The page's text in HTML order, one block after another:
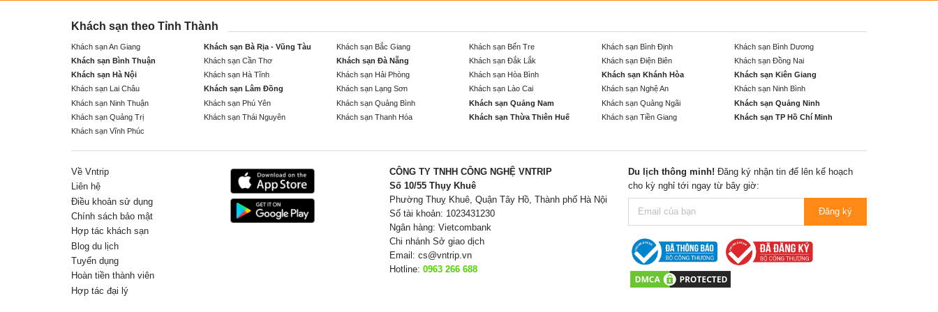
Khách sạn theo Tỉnh Thành
Khách sạn An Giang Khách sạn Bà Rịa - Vũng Tàu Khách sạn Bắc Giang Khách sạn Bến Tre Khách sạn Bình Định
Khách sạn Bình Dương
Khách sạn Bình Thuận
Khách sạn Cần Thơ Khách sạn Đà Nẵng Khách sạn Đắk Lắk Khách sạn Điện Biên
Khách sạn Đồng Nai
Khách sạn Hà Nội
Khách sạn Hà Tĩnh Khách sạn Hải Phòng Khách sạn Hòa Bình Khách sạn Khánh Hòa
Khách sạn Kiên Giang
Khách sạn Lai Châu
Khách sạn Lâm Đồng Khách sạn Lạng Sơn Khách sạn Lào Cai Khách sạn Nghệ An
Khách sạn Ninh Bình
Khách sạn Ninh Thuận
Khách sạn Phú Yên Khách sạn Quảng Bình Khách sạn Quảng Nam Khách sạn Quảng Ngãi
Khách sạn Quảng Ninh
Khách sạn Quảng Trị
Khách sạn Thái Nguyên Khách sạn Thanh Hóa Khách sạn Thừa Thiên Huế Khách sạn Tiền Giang
Khách sạn TP Hồ Chí Minh
Khách sạn Vĩnh Phúc
Về Vntrip
Liên hệ
Điều khoản sử dụng
Chính sách bảo mật
Hợp tác khách sạn
Blog du lịch
Tuyển dụng
Hoàn tiền thành viên
Hợp tác đại lý
CÔNG TY TNHH CÔNG NGHỆ VNTRIP
Số 10/55 Thụy Khuê
Phường Thuỵ Khuê, Quận Tây Hồ, Thành phố Hà Nội
Số tài khoản: 1023431230
Ngân hàng: Vietcombank
Chi nhánh Sở giao dịch
Email: cs@vntrip.vn
Hotline: 0963 266 688
Du lịch thông minh! Đăng ký nhận tin để lên kế hoạch
cho kỳ nghỉ tới ngay từ bây giờ:
Đăng ký